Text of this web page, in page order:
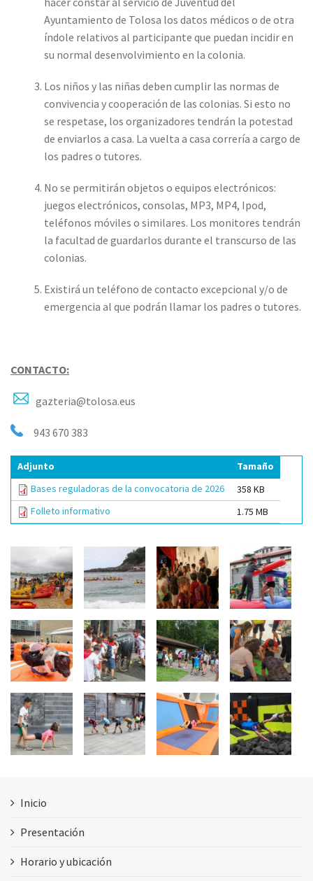
Ayuntamiento de Tolosa los datos médicos o de otra
índole relativos al participante que puedan incidir en
su normal desenvolvimiento en la colonia.
Los niños y las niñas deben cumplir las normas de
convivencia y cooperación de las colonias. Si esto no
se respetase, los organizadores tendrán la potestad
de enviarlos a casa. La vuelta a casa correría a cargo de
los padres o tutores.
No se permitirán objetos o equipos electrónicos:
juegos electrónicos, consolas, MP3, MP4, Ipod,
teléfonos móviles o similares. Los monitores tendrán
la facultad de guardarlos durante el transcurso de las
colonias.
Existirá un teléfono de contacto excepcional y/o de
emergencia al que podrán llamar los padres o tutores.
CONTACTO:
gazteria@tolosa.eus
943 670 383
Adjunto
Tamaño
Bases reguladoras de la convocatoria de 2026
358 KB
Folleto informativo
1.75 MB
Inicio
Presentación
Horario y ubicación